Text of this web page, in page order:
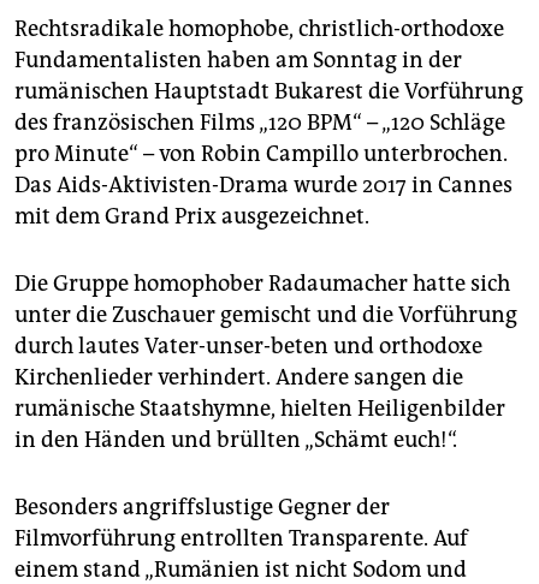
abo
genossenschaft
epaper login
Rechtsradikale homophobe, christlich-orthodoxe
Fundamentalisten haben am Sonntag in der
rumänischen Hauptstadt Bukarest die Vorführung
des französischen Films „120 BPM“ – „120 Schläge
pro Minute“ – von Robin Campillo unterbrochen.
Das Aids-Aktivisten-Drama wurde 2017 in Cannes
mit dem Grand Prix ausgezeichnet.
Die Gruppe homophober Radaumacher hatte sich
unter die Zuschauer gemischt und die Vorführung
durch lautes Vater-unser-beten und orthodoxe
Kirchenlieder verhindert. Andere sangen die
rumänische Staatshymne, hielten Heiligenbilder
in den Händen und brüllten „Schämt euch!“.
Besonders angriffslustige Gegner der
Filmvorführung entrollten Transparente. Auf
einem stand „Rumänien ist nicht Sodom und